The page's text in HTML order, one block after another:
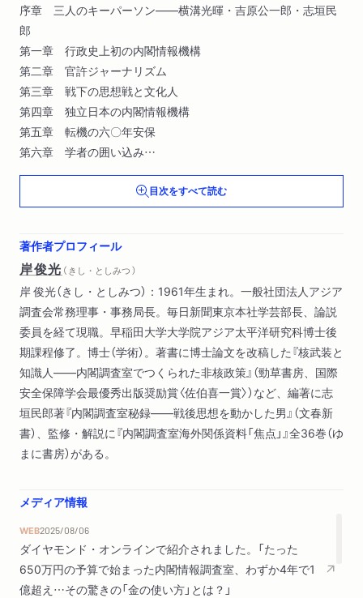
序章 三人のキーパーソン――横溝光暉・吉原公一郎・志垣民
郎
第一章 行政史上初の内閣情報機構
第二章 官許ジャーナリズム
第三章 戦下の思想戦と文化人
第四章 独立日本の内閣情報機構
第五章 転機の六〇年安保
第六章 学者の囲い込み
第七章 官制シンクタンク
終章 戦前戦後を繋ぐ人々
参考文献
内閣情報機構関連年表（1919～1972年）
目次をすべて読む
著作者プロフィール
岸俊光 （ きし・としみつ ）
岸 俊光（きし・としみつ）：1961年生まれ。一般社団法人アジア
調査会常務理事・事務局長。毎日新聞東京本社学芸部長、論説
委員を経て現職。早稲田大学大学院アジア太平洋研究科博士後
期課程修了。博士（学術）。著書に博士論文を改稿した『核武装と
知識人――内閣調査室でつくられた非核政策』（勁草書房、国際
安全保障学会最優秀出版奨励賞〈佐伯喜一賞〉）など、編著に志
垣民郎著『内閣調査室秘録――戦後思想を動かした男』（文春新
書）、監修・解説に『内閣調査室海外関係資料「焦点」』全36巻（ゆ
まに書房）がある。
メディア情報
WEB2025/08/06
ダイヤモンド・オンラインで紹介されました。「たった
650万円の予算で始まった内閣情報調査室、わずか4年で1
億超え…その驚きの「金の使い方」とは？」